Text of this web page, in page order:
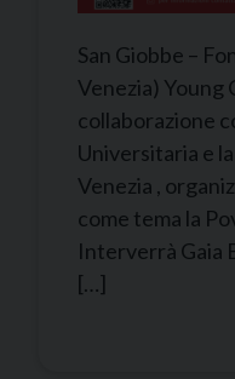
San Giobbe –
Venezia) Young
collaborazione
Universitaria e
Venezia ,
come tema la
Interverrà Gaia
[…]